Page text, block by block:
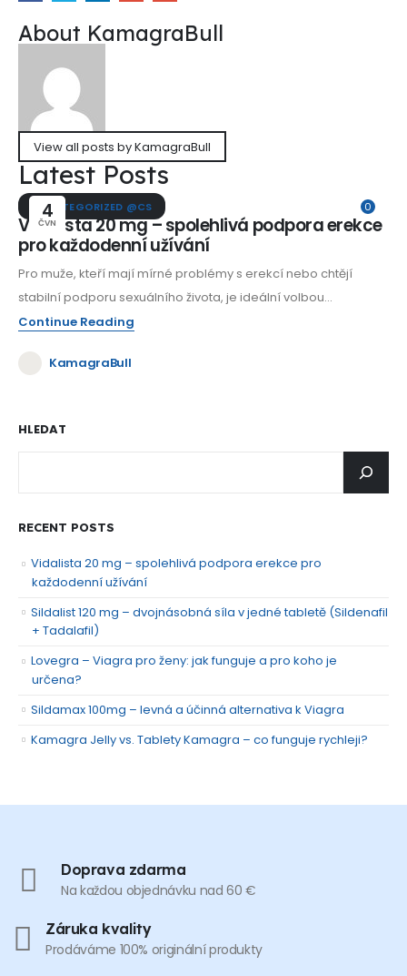
About KamagraBull
View all posts by KamagraBull
Latest Posts
4
ČVN
0
UNCATEGORIZED @CS
Vidalista 20 mg – spolehlivá podpora erekce
pro každodenní užívání
Pro muže, kteří mají mírné problémy s erekcí nebo chtějí
stabilní podporu sexuálního života, je ideální volbou...
Continue Reading
KamagraBull
HLEDAT
RECENT POSTS
Vidalista 20 mg – spolehlivá podpora erekce pro
každodenní užívání
Sildalist 120 mg – dvojnásobná síla v jedné tabletě (Sildenafil
+ Tadalafil)
Lovegra – Viagra pro ženy: jak funguje a pro koho je
určena?
Sildamax 100mg – levná a účinná alternativa k Viagra
Kamagra Jelly vs. Tablety Kamagra – co funguje rychleji?
Doprava zdarma
Na každou objednávku nad 60 €
Záruka kvality
Prodáváme 100% originální produkty